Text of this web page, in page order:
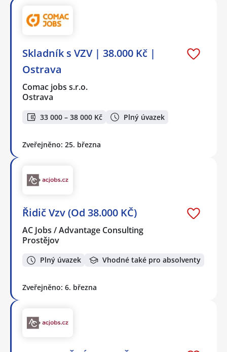
Skladník s VZV | 38.000 Kč |
Ostrava
Comac jobs s.r.o.
Ostrava
33 000 – 38 000 Kč Plný úvazek
Zveřejněno: 25. března
Řidič Vzv (Od 38.000 KČ)
AC Jobs / Advantage Consulting
Prostějov
Plný úvazek Vhodné také pro absolventy
Zveřejněno: 6. března